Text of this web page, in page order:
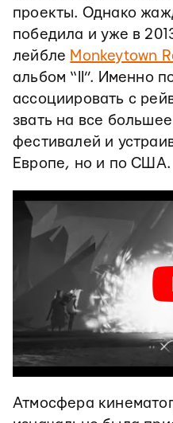
проекты. Однако
победила и уже в
лейбле Monkeytown
альбом “II”. Именно
ассоциировать с
звать на все
фестивалей и
Европе, но и по США.
Атмосфера